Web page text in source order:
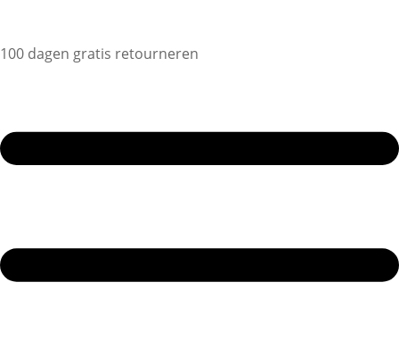
100 dagen gratis retourneren